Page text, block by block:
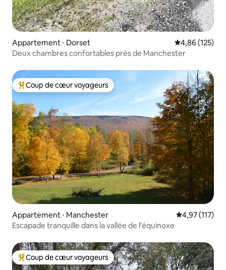
Appartement ⋅ Dorset Évaluation
4,86 (125)
Deux chambres confortables près de Manchester
Coups de cœur voyageurs les plus appréciés
Coup de cœur voyageurs
Appartement ⋅ Manchester Évaluation
4,97 (117)
Escapade tranquille dans la vallée de l'équinoxe
Coups de cœur voyageurs les plus appréciés
Coup de cœur voyageurs